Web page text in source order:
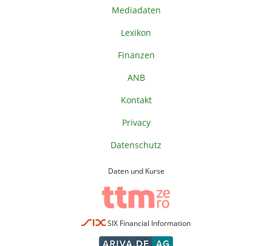
Mediadaten
Lexikon
Finanzen
ANB
Kontakt
Privacy
Datenschutz
Daten und Kurse
SIX Financial Information